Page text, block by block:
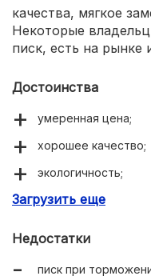
качества, мягкое
Некоторые
писк, есть на рынке
Достоинства
умеренная цена;
хорошее качество;
экологичность;
комфортное
Загрузить еще
Недостатки
писк при